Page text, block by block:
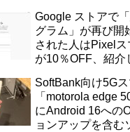
Google ストアで
グラム」が再び開
された人はPixel
が10％OFF、紹介
ト付与
SoftBank向け5G
「motorola edge
にAndroid 16への
ョンアップを含む